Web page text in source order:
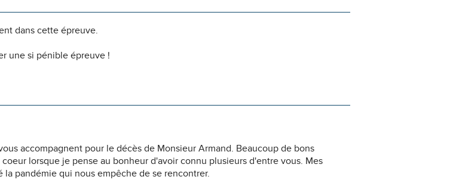
dans cette épreuve.
une si pénible épreuve !
accompagnent pour le décès de Monsieur Armand. Beaucoup de bons
lorsque je pense au bonheur d'avoir connu plusieurs d'entre vous. Mes
la pandémie qui nous empêche de se rencontrer.